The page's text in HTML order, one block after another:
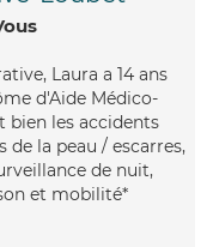
Laura a 14 ans
d'Aide Médico-
bien les accidents
de la peau / escarres,
de nuit,
et mobilité*